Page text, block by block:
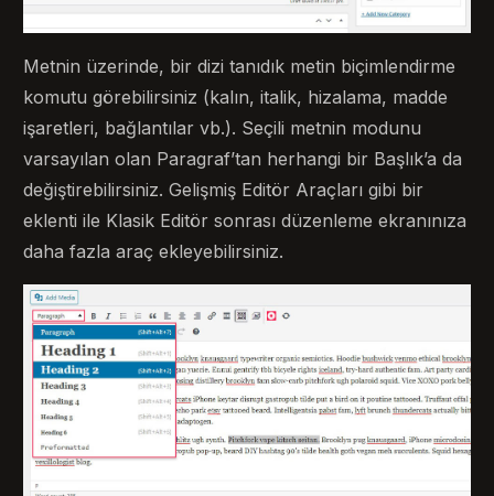
Metnin üzerinde, bir dizi tanıdık metin biçimlendirme
komutu görebilirsiniz (kalın, italik, hizalama, madde
işaretleri, bağlantılar vb.). Seçili metnin modunu
varsayılan olan Paragraf’tan herhangi bir Başlık’a da
değiştirebilirsiniz. Gelişmiş Editör Araçları gibi bir
eklenti ile Klasik Editör sonrası düzenleme ekranınıza
daha fazla araç ekleyebilirsiniz.